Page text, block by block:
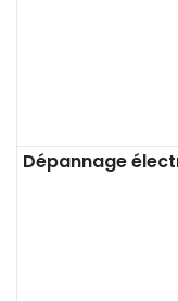
Dépannage